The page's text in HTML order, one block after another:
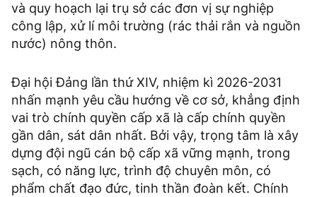
và quy hoạch lại trụ sở các đơn vị sự nghiệp
công lập, xử lí môi trường (rác thải rắn và nguồn
nước) nông thôn.
Đại hội Đảng lần thứ XIV, nhiệm kì 2026-2031
nhấn mạnh yêu cầu hướng về cơ sở, khẳng định
vai trò chính quyền cấp xã là cấp chính quyền
gần dân, sát dân nhất. Bởi vậy, trọng tâm là xây
dựng đội ngũ cán bộ cấp xã vững mạnh, trong
sạch, có năng lực, trình độ chuyên môn, có
phẩm chất đạo đức, tinh thần đoàn kết. Chính